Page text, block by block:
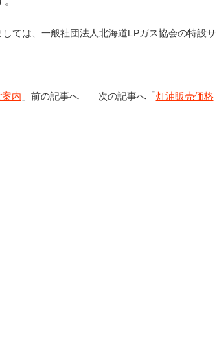
ては、一般社団法人北海道LPガス協会の特設サ
内 」前の記事へ 次の記事へ「灯油販売価格